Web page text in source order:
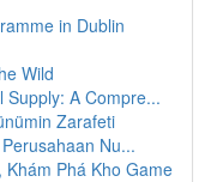
in Dublin
Wild
Supply: A Compre...
Zarafeti
Nu...
Phá Kho Game